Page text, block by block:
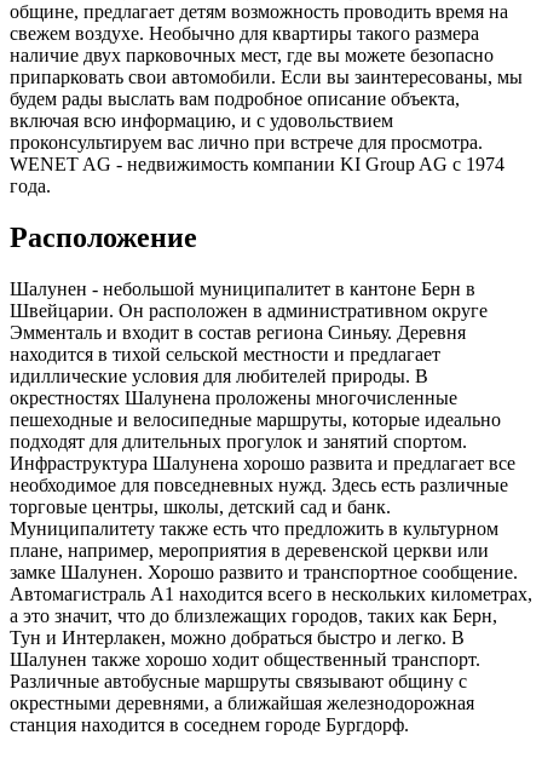
общине, предлагает детям возможность проводить время на
свежем воздухе. Необычно для квартиры такого размера
наличие двух парковочных мест, где вы можете безопасно
припарковать свои автомобили. Если вы заинтересованы, мы
будем рады выслать вам подробное описание объекта,
включая всю информацию, и с удовольствием
проконсультируем вас лично при встрече для просмотра.
WENET AG - недвижимость компании KI Group AG с 1974
года.
Расположение
Шалунен - небольшой муниципалитет в кантоне Берн в
Швейцарии. Он расположен в административном округе
Эмменталь и входит в состав региона Синьяу. Деревня
находится в тихой сельской местности и предлагает
идиллические условия для любителей природы. В
окрестностях Шалунена проложены многочисленные
пешеходные и велосипедные маршруты, которые идеально
подходят для длительных прогулок и занятий спортом.
Инфраструктура Шалунена хорошо развита и предлагает все
необходимое для повседневных нужд. Здесь есть различные
торговые центры, школы, детский сад и банк.
Муниципалитету также есть что предложить в культурном
плане, например, мероприятия в деревенской церкви или
замке Шалунен. Хорошо развито и транспортное сообщение.
Автомагистраль A1 находится всего в нескольких километрах,
а это значит, что до близлежащих городов, таких как Берн,
Тун и Интерлакен, можно добраться быстро и легко. В
Шалунен также хорошо ходит общественный транспорт.
Различные автобусные маршруты связывают общину с
окрестными деревнями, а ближайшая железнодорожная
станция находится в соседнем городе Бургдорф.